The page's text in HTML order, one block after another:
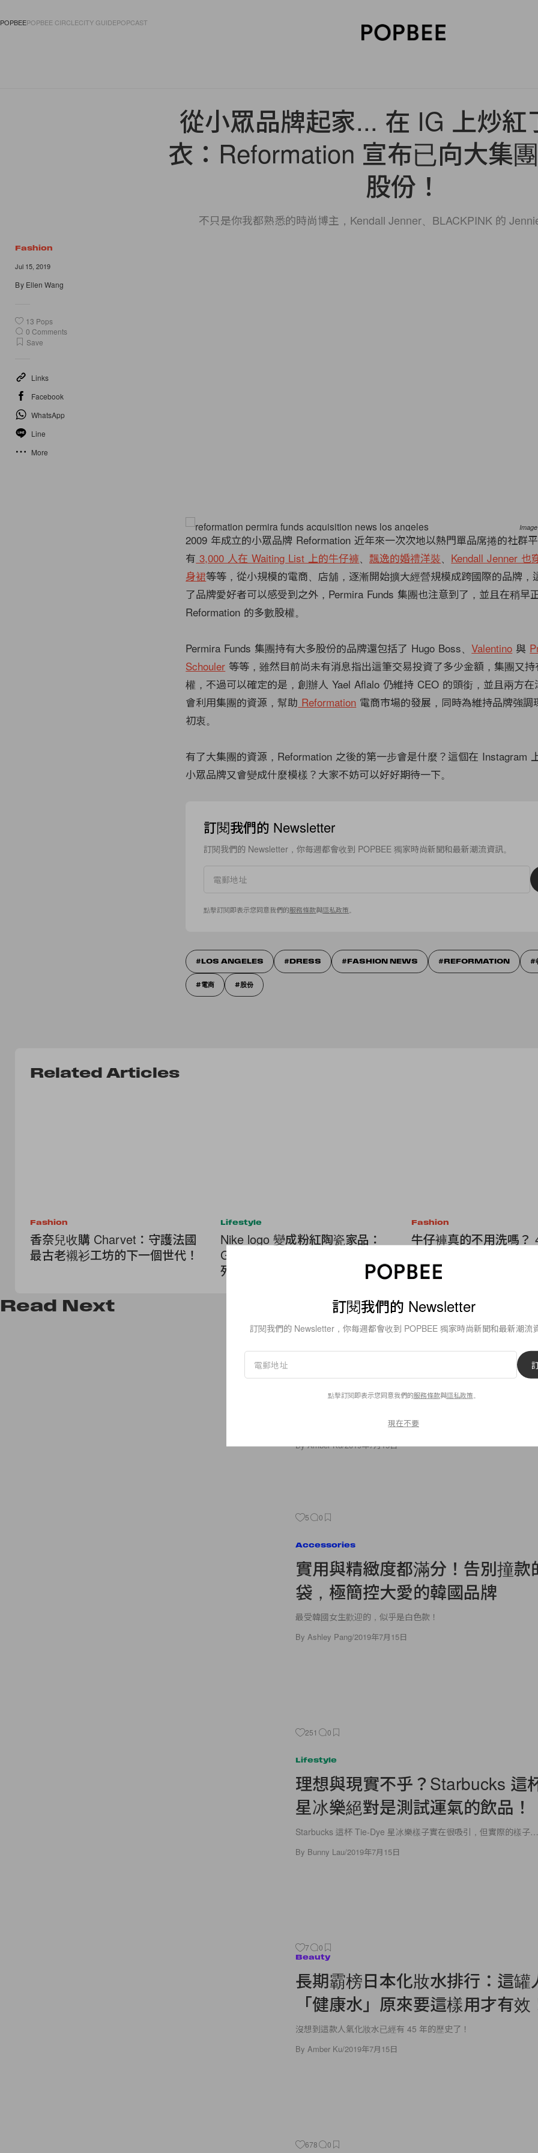
POPBEEPOPBEE CIRCLECITY GUIDEPOPCAST
從小眾品牌起家... 在 IG 上炒紅
衣：Reformation 宣布已向大集
股份！
不只是你我都熟悉的時尚博主，Kendall Jenner、BLACKPINK 的
Fashion
Jul 15, 2019
By Ellen Wang
13 Pops
0 Comments
Save
Links
Facebook
WhatsApp
Line
More
2009 年成立的小眾品牌 Reformation 近年來一次次地以熱門單品席捲的社群
有 3,000 人在 Waiting List 上的牛仔褲、飄逸的婚禮洋裝、 Kendall Jenner 也
身裙等等，從小規模的電商、店舖，逐漸開始擴大經營規模成跨國際的品牌，
了品牌愛好者可以感受到之外，Permira Funds 集團也注意到了，並且在稍早
Reformation 的多數股權。
Permira Funds 集團持有大多股份的品牌還包括了 Hugo Boss、Valentino 與
Schouler 等等，雖然目前尚未有消息指出這筆交易投資了多少金額，集團又
權，不過可以確定的是，創辦人 Yael Aflalo 仍維持 CEO 的頭銜，並且兩方在
會利用集團的資源，幫助 Reformation 電商市場的發展，同時為維持品牌強調
初衷。
有了大集團的資源，Reformation 之後的第一步會是什麼？這個在 Instagram
小眾品牌又會變成什麼模樣？大家不妨可以好好期待一下。
訂閱我們的 Newsletter
訂閱我們的 Newsletter，你每週都會收到 POPBEE 獨家時尚新聞和最新潮流資訊。
點擊訂閱即表示您同意我們的服務條款與隱私政策
LOS ANGELES DRESS FASHION NEWS REFORMATION
電商 股份
Related Articles
Fashion
香奈兒收購 Charvet：守護法國
最古老襯衫工坊的下一個世代！
Lifestyle
Nike logo 變成粉紅陶瓷家品：
Gustaf Westman x Nike 聯名系
列，這次能搶到嗎？
Fashion
牛仔褲真的不用洗嗎？
牛仔褲清洗秘訣，前
靠這招保養！
Read Next
Lifestyle
《Toy Story》竟然被這部打敗
半年票房排行出爐：這些電影你
嗎！
ByAmber Ku/2019年7月15日
5 0
Accessories
實用與精緻度都滿分！告別撞款
袋，極簡控大愛的韓國品牌
最受韓國女生歡迎的，似乎是白色款！
By Ashley Pang/2019年7月15日
251 0
Lifestyle
理想與現實不乎？Starbucks 這
星冰樂絕對是測試運氣的飲品！
Starbucks 這杯 Tie-Dye 星冰樂樣子實在很吸引，但實際的樣子…
By Bunny Lau/2019年7月15日
7 0
Beauty
長期霸榜日本化妝水排行：這罐
「健康水」原來要這樣用才有效
沒想到這款人氣化妝水已經有 45 年的歷史了！
By Amber Ku/2019年7月15日
678 0
訂閱我們的 Newsletter
訂閱我們的 Newsletter，你每週都會收到 POPBEE 獨家時尚新聞和最新潮流資
點擊訂閱即表示您同意我們的服務條款與隱私政策
現在不要